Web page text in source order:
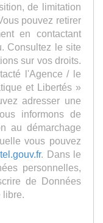
de limitation
pouvez retirer
en contactant
Consultez le site
sur vos droits.
l'Agence / le
et Libertés »
adresser une
informons de
au démarchage
vous pouvez
. Dans le
personnelles,
de Données
libre.